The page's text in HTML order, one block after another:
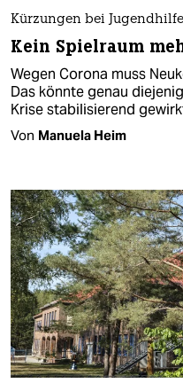
Kürzungen bei
Kein Spielraum
Wegen Corona muss
Das könnte genau
Krise stabilisierend
Von Manuela Heim